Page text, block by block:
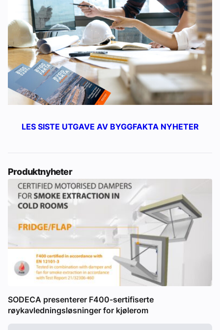
LES SISTE UTGAVE AV BYGGFAKTA NYHETER
Produktnyheter
SODECA presenterer F400-sertifiserte
røykavledningsløsninger for kjølerom